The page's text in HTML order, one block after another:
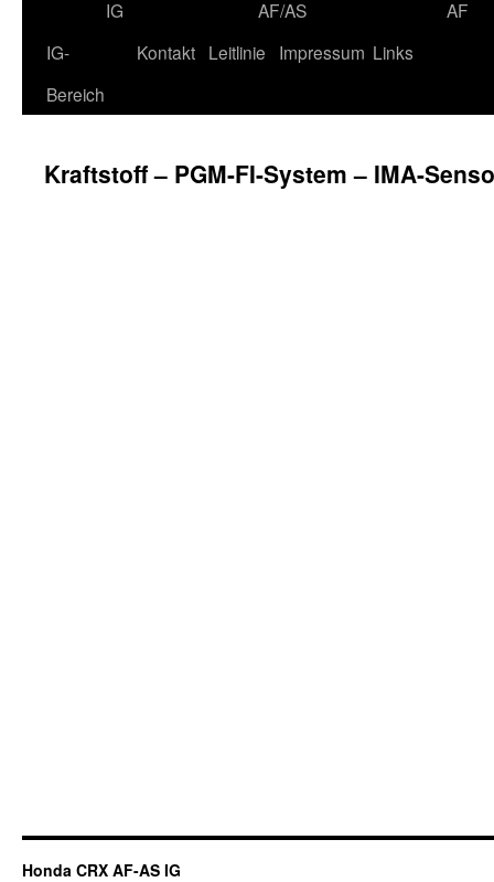
IG
AF/AS
AF
IG-
Bereich
Kontakt Leitlinie Impressum Links
Kraftstoff – PGM-FI-System – IMA-
Honda CRX AF-AS IG